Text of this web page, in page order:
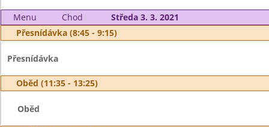
Menu Chod
Středa 3. 3. 2021
Přesnídávka (8:45 - 9:15)
Přesnídávka
Oběd (11:35 - 13:25)
Oběd